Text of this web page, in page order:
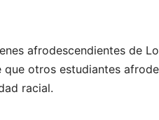
afrodescendientes de
otros estudiantes
racial.